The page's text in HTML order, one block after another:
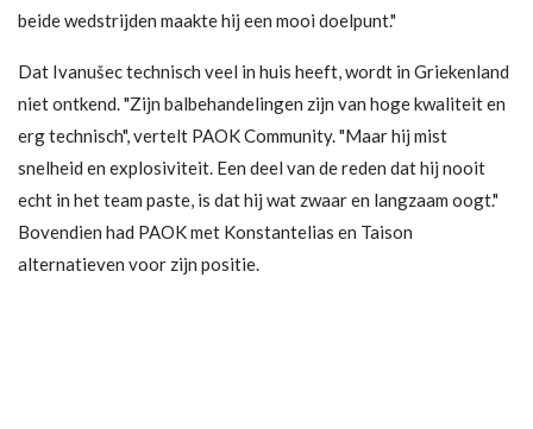
beide wedstrijden maakte hij een mooi doelpunt."
Dat Ivanušec technisch veel in huis heeft, wordt in Griekenland
niet ontkend. "Zijn balbehandelingen zijn van hoge kwaliteit en
erg technisch", vertelt PAOK Community. "Maar hij mist
snelheid en explosiviteit. Een deel van de reden dat hij nooit
echt in het team paste, is dat hij wat zwaar en langzaam oogt."
Bovendien had PAOK met Konstantelias en Taison
alternatieven voor zijn positie.